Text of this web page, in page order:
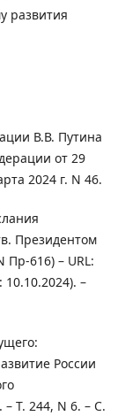
развития
В.В. Путина
от 29
2024 г. N 46.
Президентом
Пр-616) – URL:
–
России
Т. 244, N 6. – С.